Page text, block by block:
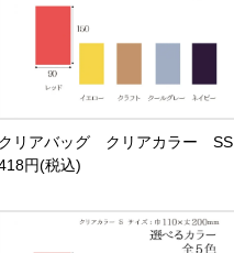
クリアバッグ クリアカラー SS
円(税込)